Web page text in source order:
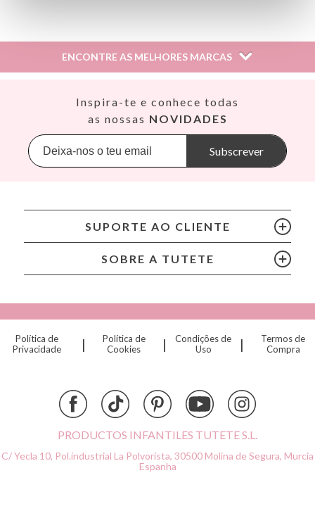
sobre Seguridad General de Productos (GPSR).
30500, Molina de Segura, Murcia
dpd@tutete.com
ENCONTRE AS MELHORES MARCAS
Banwood
BIBS
Cristina de Jos'h
Djeco
Inspira-te e conhece todas
as nossas NOVIDADES
Subscrever
SUPORTE AO CLIENTE
SOBRE A TUTETE
Política de
Privacidade
|
Política de
Cookies
|
Condições de
Uso
|
Termos de
Compra
PRODUCTOS INFANTILES TUTETE S.L.
C/ Yecla 10, Pol.industrial La Polvorista, 30500 Molina de Segura, Murcia
Espanha